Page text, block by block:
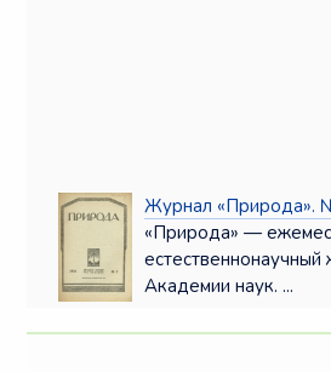
Журнал «Природа».
«Природа» —
естественнонаучный
Академии наук. ...